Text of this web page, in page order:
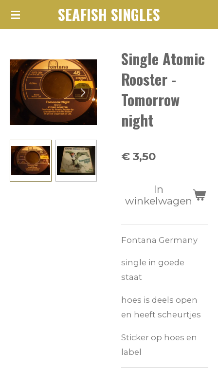
Ga
hoofdinhoud
SEAFISH SINGLES
Single Atomic
Rooster -
Tomorrow
night
€ 3,50
In
winkelwagen
Fontana Germany
single in goede
staat
hoes is deels open
en heeft scheurtjes
Sticker op hoes en
label